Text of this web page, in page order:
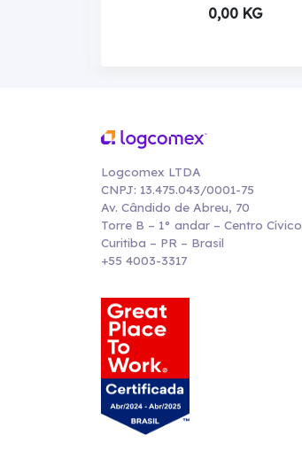
0,00 KG
Logcomex LTDA
CNPJ: 13.475.043/0001-75
Av. Cândido de Abreu, 70
Torre B – 1° andar – Centro Cívico
Curitiba – PR – Brasil
+55 4003-3317